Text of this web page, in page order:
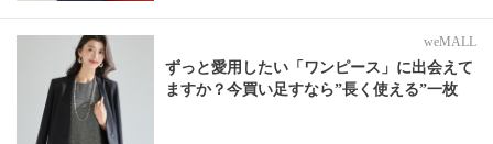
weMALL
ずっと愛用したい「ワンピース」に出会えて
ますか？今買い足すなら”長く使える”一枚